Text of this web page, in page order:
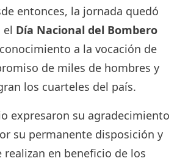
entonces, la jornada quedó
el Día Nacional del Bombero
a la vocación de
de miles de hombres y
los cuarteles del país.
expresaron su agradecimiento
su permanente disposición y
en beneficio de los